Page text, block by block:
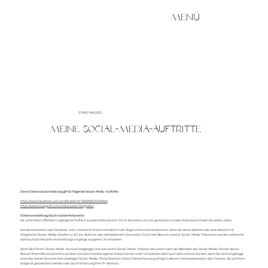
MENÜ
STAND MAI 2025
Meine Social-Media-Auftritte
Diese Datenschutzerklärung gilt für folgende Social-Media-Auftritte
https://www.facebook.com/profile.php?id=100058325304463
https://www.instagram.com/kidszauber.fotografie/
Datenverarbeitung durch soziale Netzwerke
Wir unterhalten öffentlich zugängliche Profile in sozialen Netzwerken. Die im Einzelnen von uns genutzten sozialen Netzwerke finden Sie weiter unten.
Soziale Netzwerke wie Facebook, X etc. können Ihr Nutzerverhalten in der Regel umfassend analysieren, wenn Sie deren Website oder eine Website mit
integrierten Social-Media-Inhalten (z. B. Like-Buttons oder Werbebannern) besuchen. Durch den Besuch unserer Social-Media-Präsenzen werden zahlreiche
datenschutzrelevante Verarbeitungsvorgänge ausgelöst. Im Einzelnen:
Wenn Sie in Ihrem Social-Media-Account eingeloggt sind und unsere Social-Media-Präsenz besuchen, kann der Betreiber des Social-Media-Portals diesen
Besuch Ihrem Benutzerkonto zuordnen. Ihre personenbezogenen Daten können unter Umständen aber auch dann erfasst werden, wenn Sie nicht eingeloggt
sind oder keinen Account beim jeweiligen Social-Media-Portal besitzen. Diese Datenerfassung erfolgt in diesem Fall beispielsweise über Cookies, die auf Ihrem
Endgerät gespeichert werden oder durch Erfassung Ihrer IP-Adresse.